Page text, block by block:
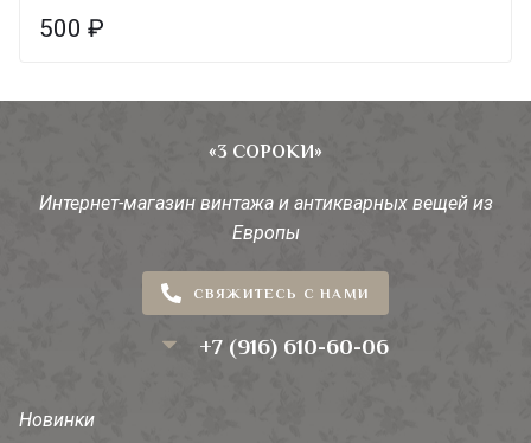
500 ₽
«3 СОРОКИ»
Интернет-магазин винтажа и антикварных вещей из
Европы
СВЯЖИТЕСЬ С НАМИ
+7 (916) 610-60-06
Новинки